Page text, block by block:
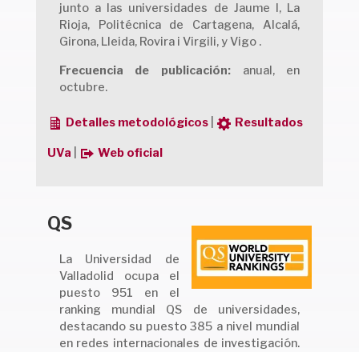
junto a las universidades de Jaume I, La
Rioja, Politécnica de Cartagena, Alcalá,
Girona, Lleida, Rovira i Virgili, y Vigo .
Frecuencia de publicación:anual, en
octubre.
Detalles metodológicos Resultados
UVa Web oficial
QS
La Universidad de
Valladolid ocupa el
puesto 951 en el
ranking mundial QS de universidades,
destacando su puesto 385 a nivel mundial
en redes internacionales de investigación.